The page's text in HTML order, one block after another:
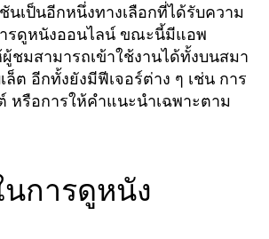
นเป็นอีกหนึ่งทางเลือกที่ได้รับความ
รดูหนังออนไลน์ ขณะนี้มีแอพ
ชมสามารถเข้าใช้งานได้ทั้งบนสมา
ต อีกทั้งยังมีฟีเจอร์ต่าง ๆ เช่น การ
หรือการให้คำแนะนำเฉพาะตาม
การดูหนัง